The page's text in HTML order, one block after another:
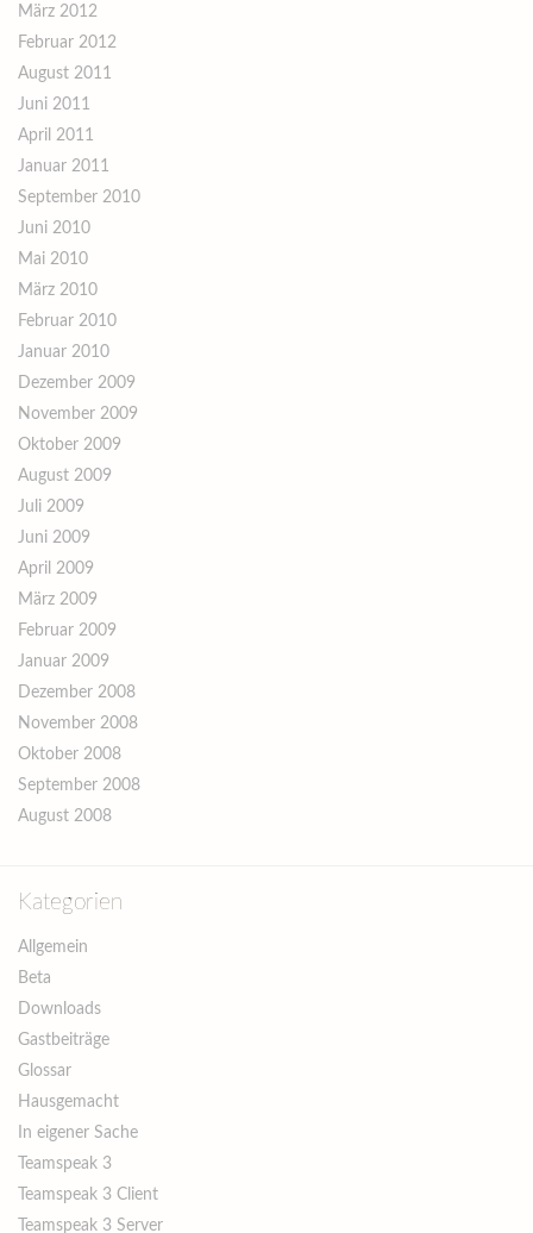
März 2012
Februar 2012
August 2011
Juni 2011
April 2011
Januar 2011
September 2010
Juni 2010
Mai 2010
März 2010
Februar 2010
Januar 2010
Dezember 2009
November 2009
Oktober 2009
August 2009
Juli 2009
Juni 2009
April 2009
März 2009
Februar 2009
Januar 2009
Dezember 2008
November 2008
Oktober 2008
September 2008
August 2008
Kategorien
Allgemein
Beta
Downloads
Gastbeiträge
Glossar
Hausgemacht
In eigener Sache
Teamspeak 3
Teamspeak 3 Client
Teamspeak 3 Server